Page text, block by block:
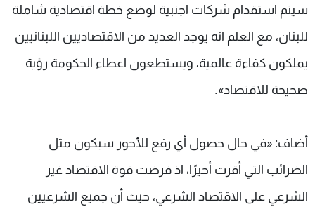
سيتم استقدام شركات اجنبية لوضع خطة اقتصادية شاملة
للبنان، مع العلم انه يوجد العديد من الاقتصاديين اللبنانيين
يملكون كفاءة عالمية، ويستطعون اعطاء الحكومة رؤية
صحيحة للاقتصاد».
أضاف: «في حال حصول أي رفع للأجور سيكون مثل
الضرائب التي أقرت أخيرًا، اذ فرضت قوة الاقتصاد غير
الشرعي على الاقتصاد الشرعي، حيث أن جميع الشرعيين